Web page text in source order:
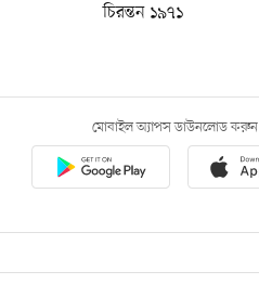
চিরন্তন ১৯৭১
মোবাইল অ্যাপস ডাউনলোড করুন